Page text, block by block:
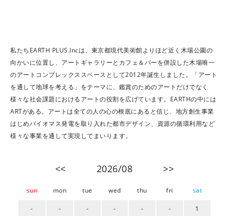
私たちEARTH PLUS.Incは、東京都現代美術館よりほど近く木場公園の
向かいに位置し、アートギャラリーとカフェ＆バーを併設した木場唯一
のアートコンプレックススペースとして2012年誕生しました。「アート
を通して地球を考える」をテーマに、鑑賞のためのアートだけでなく
様々な社会課題におけるアートの役割を広げています。EARTHの中には
ARTがある。アートは全ての人の心の根底にあると信じ、地方創生事業
はじめバイオマス発電を取り入れた都市デザイン、資源の循環利用など
様々な事業を通して実現してまいります。
<< 2026/08 >>
sun mon tue wed thu fri sat
- - - - - - 1